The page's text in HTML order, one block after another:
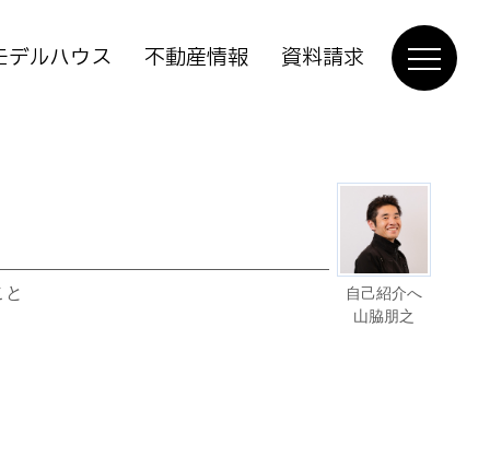
デルハウス 不動産情報 資料請求
自己紹介へ
山脇朋之